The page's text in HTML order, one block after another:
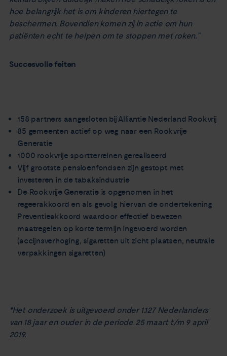
hoe belangrijk het is om kinderen hiertegen te
beschermen. Bovendien komen zij in actie om hun
patiënten echt te helpen om te stoppen met roken.”
Succesvolle feiten
158 partners aangesloten bij Alliantie Nederland Rookvrij
85 gemeenten actief op weg naar een Rookvrije
Generatie
1000 rookvrije sportterreinen gerealiseerd
Vijf grootste pensioenfondsen zijn gestopt met
investeren in de tabaksindustrie
De Rookvrije Generatie is opgenomen in het
regeerakkoord en als gevolg hiervan de ondertekening
Preventieakkoord waardoor effectief bewezen
maatregelen op korte termijn ingevoerd worden
(accijnsverhoging, sigaretten uit zicht plaatsen, neutrale
verpakkingen sigaretten)
*Het onderzoek is uitgevoerd onder 1.127 Nederlanders
van 18 jaar en ouder in de periode 25 maart t/m 9 april
2019.